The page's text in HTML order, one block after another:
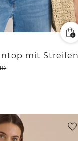
mit Streifen